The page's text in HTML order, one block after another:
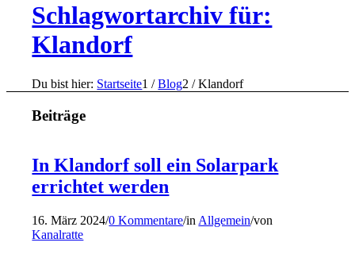
Schlagwortarchiv für:
Klandorf
Du bist hier: Startseite1 / Blog2 / Klandorf
Beiträge
In Klandorf soll ein Solarpark
errichtet werden
16. März 2024/0 Kommentare/in Allgemein/von
Kanalratte